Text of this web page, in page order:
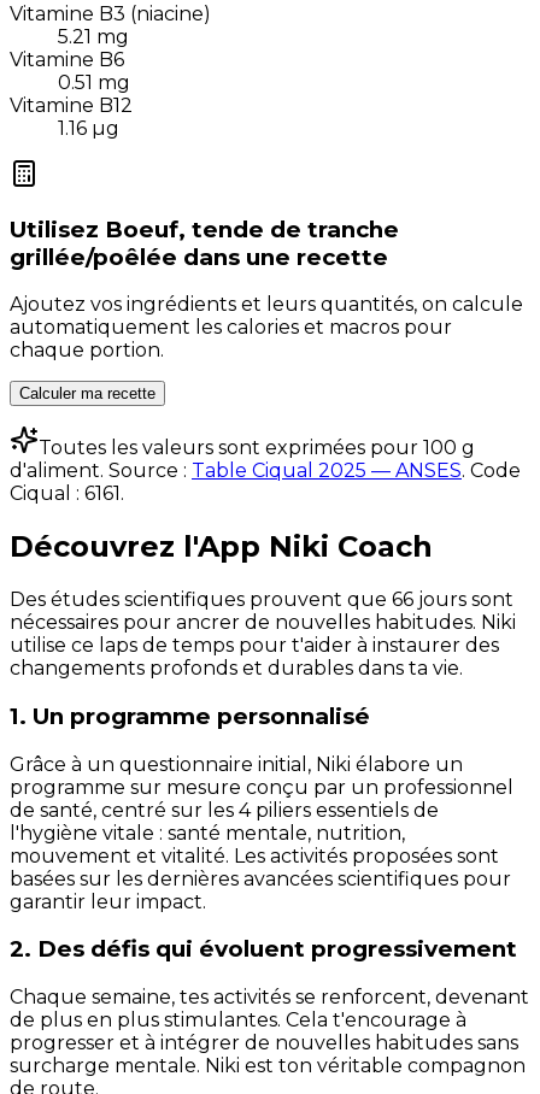
Vitamine B3 (niacine)
5.21 mg
Vitamine B6
0.51 mg
Vitamine B12
1.16 µg
Utilisez Boeuf, tende de tranche
grillée/poêlée dans une recette
Ajoutez vos ingrédients et leurs quantités, on calcule
automatiquement les calories et macros pour
chaque portion.
Calculer ma recette
Toutes les valeurs sont exprimées pour 100 g
d'aliment. Source : Table Ciqual 2025 — ANSES. Code
Ciqual : 6161 .
Découvrez l'App Niki Coach
Des études scientifiques prouvent que 66 jours sont
nécessaires pour ancrer de nouvelles habitudes. Niki
utilise ce laps de temps pour t'aider à instaurer des
changements profonds et durables dans ta vie.
1. Un programme personnalisé
Grâce à un questionnaire initial, Niki élabore un
programme sur mesure conçu par un professionnel
de santé, centré sur les 4 piliers essentiels de
l'hygiène vitale : santé mentale, nutrition,
mouvement et vitalité. Les activités proposées sont
basées sur les dernières avancées scientifiques pour
garantir leur impact.
2. Des défis qui évoluent progressivement
Chaque semaine, tes activités se renforcent, devenant
de plus en plus stimulantes. Cela t'encourage à
progresser et à intégrer de nouvelles habitudes sans
surcharge mentale. Niki est ton véritable compagnon
de route.